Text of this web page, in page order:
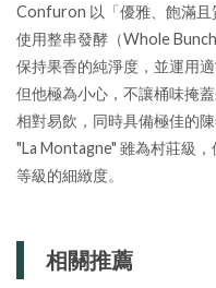
Confuron 以「優雅、飽滿且
使用整串發酵（Whole
保持果香的純淨度，並運用
但他極為小心，不讓桶味掩
相對易飲，同時具備極佳的
"La Montagne" 雖為村莊級
等級的細緻度。
相關推薦